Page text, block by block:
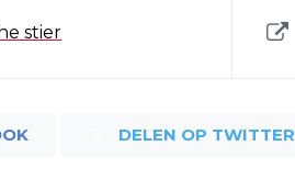
stier
DELEN OP TWITTER